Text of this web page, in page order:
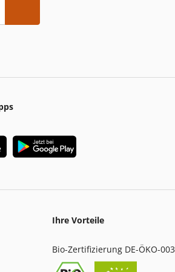
Ihre Vorteile
Bio-Zertifizierung DE-ÖKO-003